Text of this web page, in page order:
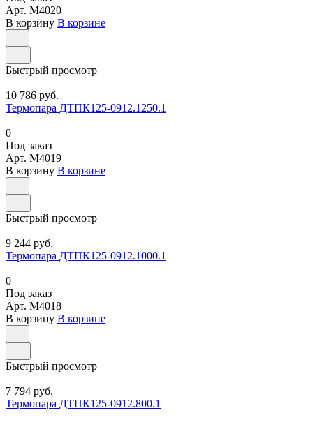
Арт. M4020
В корзину В корзине
Быстрый просмотр
10 786 руб.
Термопара ДТПК125-0912.1250.1
0
Под заказ
Арт. M4019
В корзину В корзине
Быстрый просмотр
9 244 руб.
Термопара ДТПК125-0912.1000.1
0
Под заказ
Арт. M4018
В корзину В корзине
Быстрый просмотр
7 794 руб.
Термопара ДТПК125-0912.800.1